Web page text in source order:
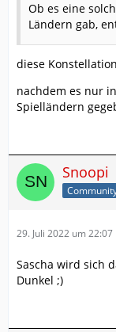
Ob es eine
Ländern gab,
diese
nachdem es nur
Spielländern
Snoopi
29. Juli 2022 um 22:07
Sascha wird sich
Dunkel ;)